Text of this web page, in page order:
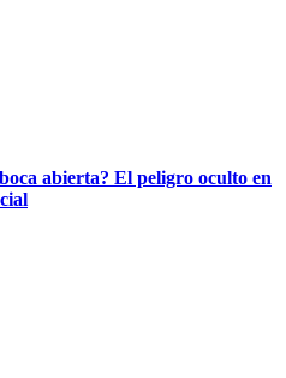
abierta? El peligro oculto en